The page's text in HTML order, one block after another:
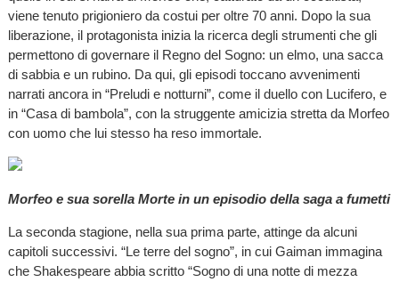
viene tenuto prigioniero da costui per oltre 70 anni. Dopo la sua
liberazione, il protagonista inizia la ricerca degli strumenti che gli
permettono di governare il Regno del Sogno: un elmo, una sacca
di sabbia e un rubino. Da qui, gli episodi toccano avvenimenti
narrati ancora in “Preludi e notturni”, come il duello con Lucifero, e
in “Casa di bambola”, con la struggente amicizia stretta da Morfeo
con uomo che lui stesso ha reso immortale.
Morfeo e sua sorella Morte in un episodio della saga a fumetti
La seconda stagione, nella sua prima parte, attinge da alcuni
capitoli successivi. “Le terre del sogno”, in cui Gaiman immagina
che Shakespeare abbia scritto “Sogno di una notte di mezza